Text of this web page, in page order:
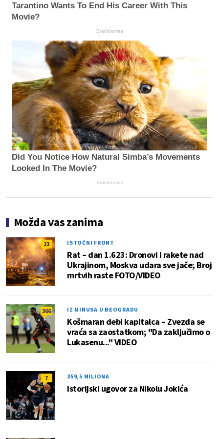
Tarantino Wants To End His Career With This
Movie?
Brainberries
Did You Notice How Natural Simba’s Movements
Looked In The Movie?
Brainberries
Možda vas zanima
23 ISTOČNI FRONT
Rat – dan 1.623: Dronovi i rakete nad
Ukrajinom, Moskva udara sve jače; Broj
mrtvih raste FOTO/VIDEO
366 IZ MINUSA U BEOGRADU
Košmaran debi kapitalca – Zvezda se
vraća sa zaostatkom; "Da zaključimo o
Lukasenu..." VIDEO
7 359,5 MILIONA
Istorijski ugovor za Nikolu Jokića